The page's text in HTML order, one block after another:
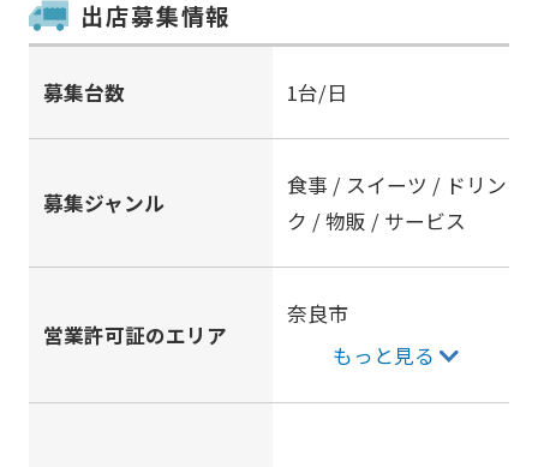
出店募集情報
募集台数 1台/日
募集ジャンル
食事 / スイーツ / ドリン
ク / 物販 / サービス
営業許可証のエリア
奈良市
もっと見る